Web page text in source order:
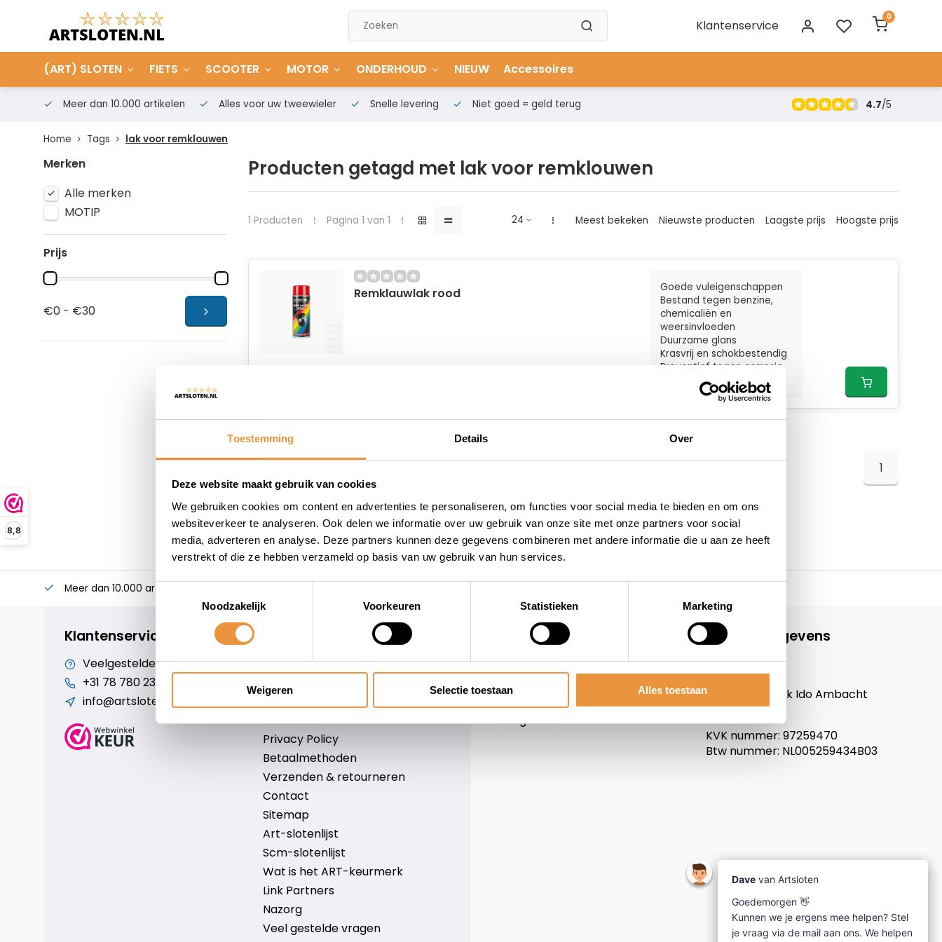
Toestemming Details Over
Deze website maakt gebruik van cookies
We gebruiken cookies om content en advertenties te personaliseren, om functies voor social media te bieden en om ons
websiteverkeer te analyseren. Ook delen we informatie over uw gebruik van onze site met onze partners voor social
media, adverteren en analyse. Deze partners kunnen deze gegevens combineren met andere informatie die u aan ze heeft
verstrekt of die ze hebben verzameld op basis van uw gebruik van hun services.
Noodzakelijk
Voorkeuren Statistieken Marketing
Weigeren Selectie toestaan Alles toestaan
8,8
Klantenservice
0
(ART) SLOTEN FIETS SCOOTER MOTOR ONDERHOUD NIEUW Accessoires
Meer dan 10.000 artikelen Alles voor uw tweewieler Snelle levering Niet goed = geld terug 4.7/5
Home Tags lak voor remklouwen
Merken
Alle merken
MOTIP
Prijs
€0 - €30
Producten getagd met lak voor remklouwen
1 Producten Pagina 1 van 1 Meest bekeken Nieuwste producten Laagste prijs Hoogste prijs
Remklauwlak rood
Goede vuleigenschappen
Bestand tegen benzine,
chemicaliën en
weersinvloeden
Duurzame glans
Krasvrij en schokbestendig
Preventief tegen corrosie
1
Meer dan 10.000 artikelen
Klantenservice
Veelgestelde vragen
+31 78 780 2330
info@artsloten.nl
Cookiebeleid
Over ons
Algemene voorwaarden
Disclaimer
Privacy Policy
Betaalmethoden
Verzenden & retourneren
Contact
Sitemap
Art-slotenlijst
Scm-slotenlijst
Wat is het ART-keurmerk
Link Partners
Nazorg
Veel gestelde vragen
Informatie
Over ons
Categorieën
Contactgegevens
ARTsloten.nl
Noordeinde 114
3341LW, Hendrik Ido Ambacht
Nederland
KVK nummer: 97259470
Btw nummer: NL005259434B03